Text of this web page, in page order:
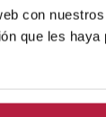
con
que les haya